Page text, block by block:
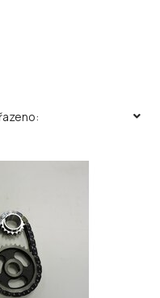
řazeno: